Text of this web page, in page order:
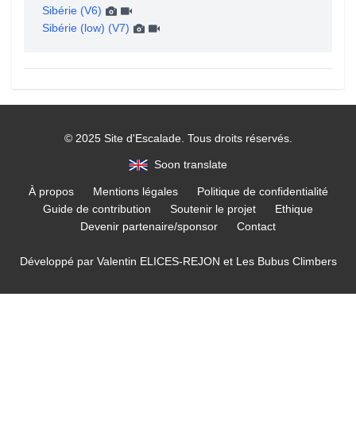
Sibérie (V6)
Sibérie (low) (V7)
© 2025 Site d'Escalade. Tous droits réservés.
Soon translate
À propos Mentions légales
Politique de confidentialité
Guide de contribution
Soutenir le projet
Ethique
Devenir partenaire/sponsor
Contact
Développé par Valentin ELICES-REJON et Les Bubus Climbers